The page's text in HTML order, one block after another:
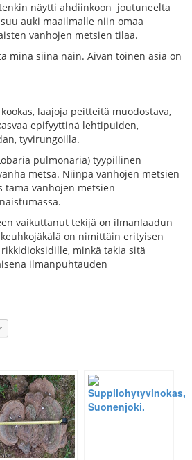
näytti ahdiinkoon joutuneelta
auki maailmalle niin omaa
vanhojen metsien tilaa.
minä siinä näin. Aivan toinen asia on
laajoja peitteitä muodostava,
epifyyttinä lehtipuiden,
tyvirungoilla.
pulmonaria) tyypillinen
metsä. Niinpä vanhojen metsien
tämä vanhojen metsien
vaikuttanut tekijä on ilmanlaadun
on nimittäin erityisen
minkä takia sitä
ilmanpuhtauden